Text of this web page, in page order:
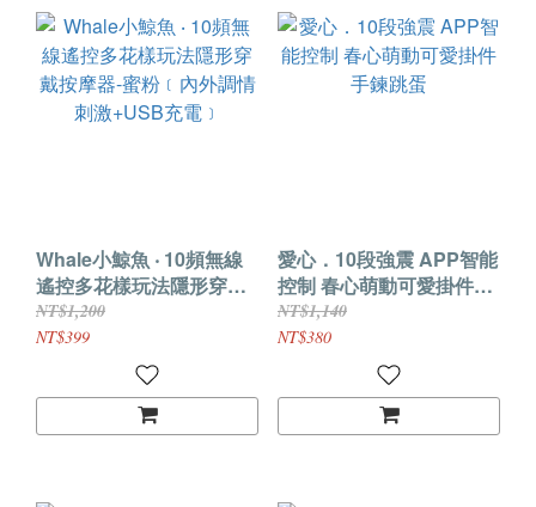
Whale小鯨魚 ‧ 10頻無線
遙控多花樣玩法隱形穿戴
按摩器-蜜粉﹝內外調情刺
激+USB充電﹞
NT$1,200
NT$399
愛心．10段強震 APP智能
控制 春心萌動可愛掛件手
鍊跳蛋
NT$1,140
NT$380